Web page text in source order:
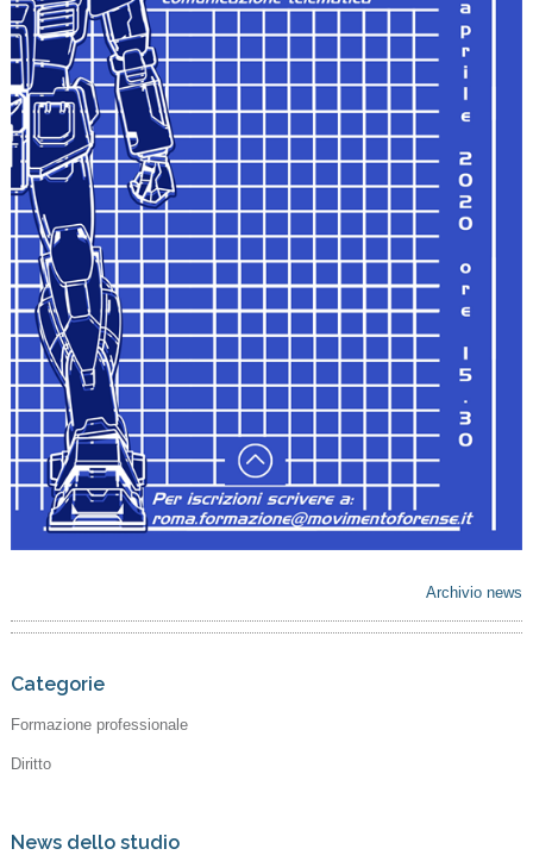
Archivio news
Categorie
Formazione professionale
Diritto
News dello studio